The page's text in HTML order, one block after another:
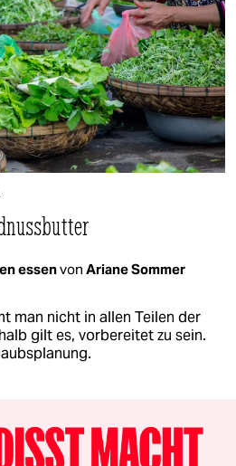
essenvon Ariane Sommer
man nicht in allen Teilen der
gilt es, vorbereitet zu sein.